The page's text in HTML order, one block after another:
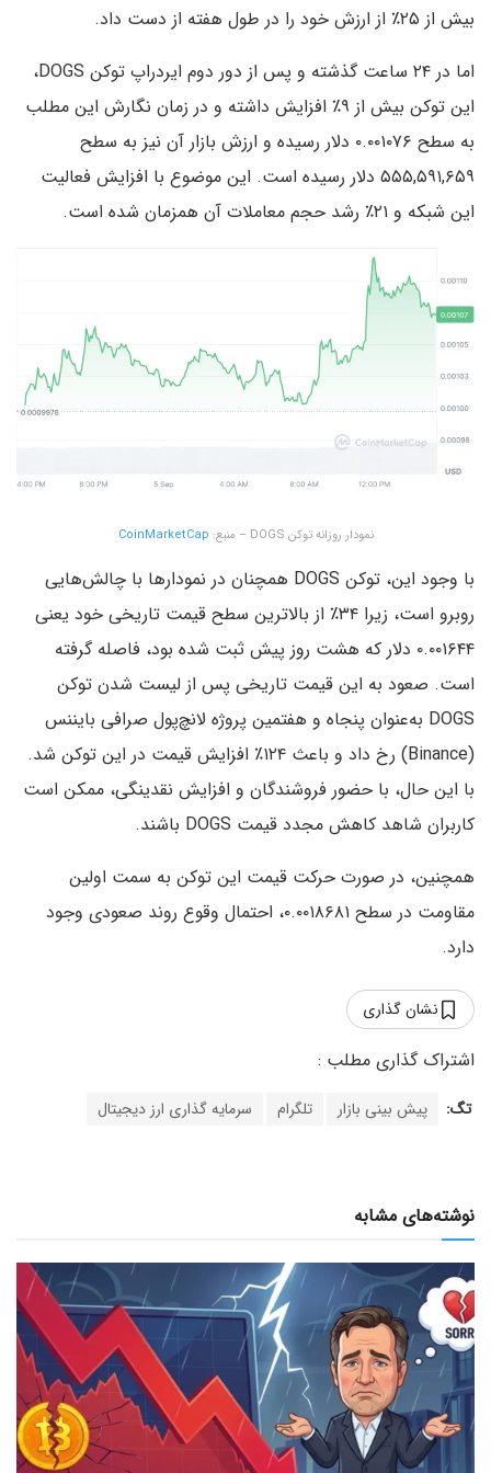
بیش از ۲۵٪ از ارزش خود را در طول هفته از دست داد.
اما در ۲۴ ساعت گذشته و پس از دور دوم ایردراپ توکن DOGS،
این توکن بیش از ۹٪ افزایش داشته و در زمان نگارش این مطلب
به سطح ۰.۰۰۱۰۷۶ دلار رسیده و ارزش بازار آن نیز به سطح
۵۵۵,۵۹۱,۶۵۹ دلار رسیده است. این موضوع با افزایش فعالیت
این شبکه و ۲۱٪ رشد حجم معاملات آن همزمان شده است.
نمودار روزانه توکن DOGS – منبع: CoinMarketCap
با وجود این، توکن DOGS همچنان در نمودارها با چالش‌هایی
روبرو است، زیرا ۳۴٪ از بالاترین سطح قیمت تاریخی خود یعنی
۰.۰۰۱۶۴۴ دلار که هشت روز پیش ثبت شده بود، فاصله گرفته
است. صعود به این قیمت تاریخی پس از لیست شدن توکن
DOGS به‌عنوان پنجاه و هفتمین پروژه لانچ‌پول صرافی بایننس
(Binance) رخ داد و باعث ۱۲۴٪ افزایش قیمت در این توکن شد.
با این حال، با حضور فروشندگان و افزایش نقدینگی، ممکن است
کاربران شاهد کاهش مجدد قیمت DOGS باشند.
همچنین، در صورت حرکت قیمت این توکن به سمت اولین
مقاومت در سطح ۰.۰۰۱۸۶۸۱، احتمال وقوع روند صعودی وجود
دارد.
نشان گذاری
تگ: پیش بینی بازار تلگرام سرمایه گذاری ارز دیجیتال
نوشته‌های مشابه